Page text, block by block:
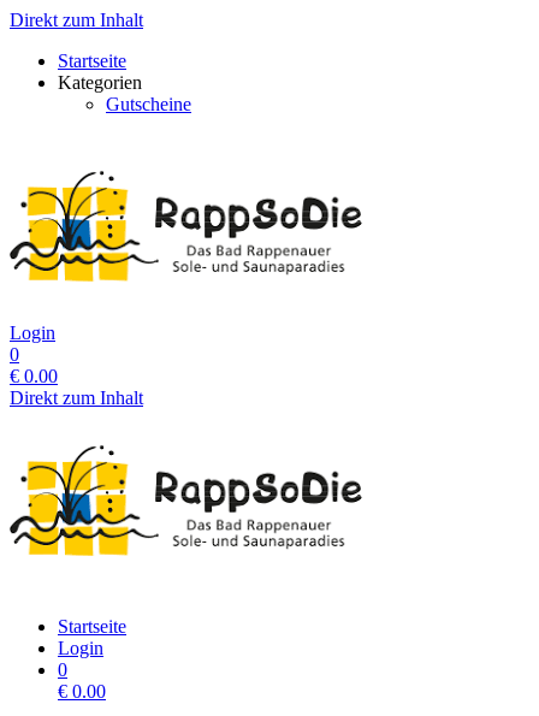
Direkt zum Inhalt
Startseite
Kategorien
Gutscheine
Login
0
€ 0.00
Direkt zum Inhalt
Startseite
Login
0
€ 0.00